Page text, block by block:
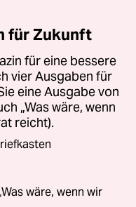
für Zukunft
für eine bessere
vier Ausgaben für
eine Ausgabe von
„Was wäre, wenn
reicht).
wäre, wenn wir